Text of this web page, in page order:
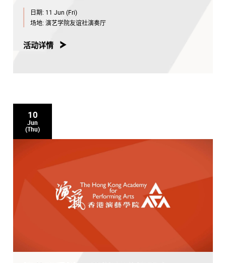
日期: 11 Jun (Fri)
场地: 演艺学院友谊社演奏厅
活动详情
10
Jun
(Thu)